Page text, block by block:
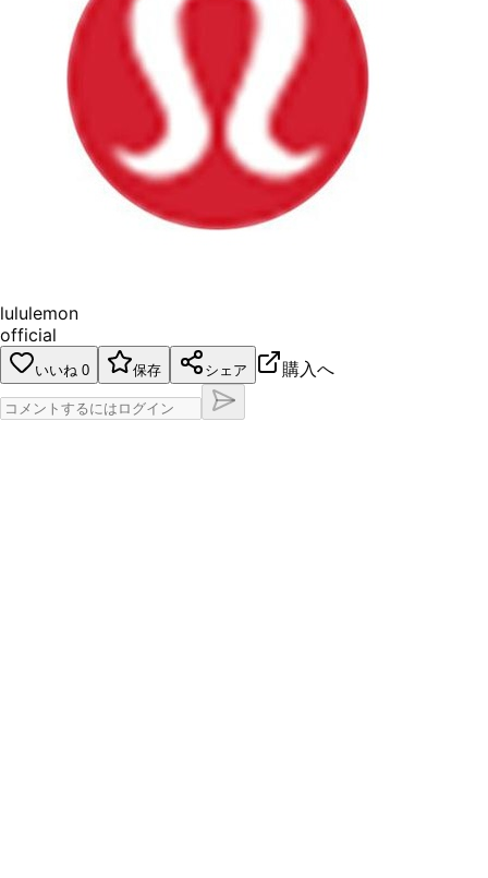
lululemon
official
いいね 0 保存 シェア 購入へ